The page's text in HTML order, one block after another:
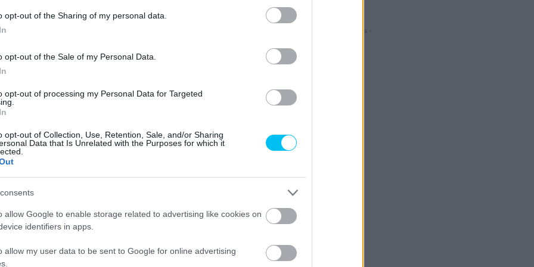
opt-out of the Sharing of my personal data.
opt-out of the Sale of my Personal Data.
opt-out of processing my Personal Data for Targeted
opt-out of Collection, Use, Retention, Sale, and/or Sharing
Data that Is Unrelated with the Purposes for which it
allow Google to enable storage related to advertising like cookies on
identifiers in apps.
allow my user data to be sent to Google for online advertising
még a Suzukitól
a két Suzuki-motoros, Joan Mir és Álex Rins
sincs.
nincs maradás a Suzuki kötelékein belül. Utóbbi
a japánok bejelentése óta, miszerint kiszállnak a
a szezont is be kell fejezni a Suzukival, másrészt
- Hirdetés -